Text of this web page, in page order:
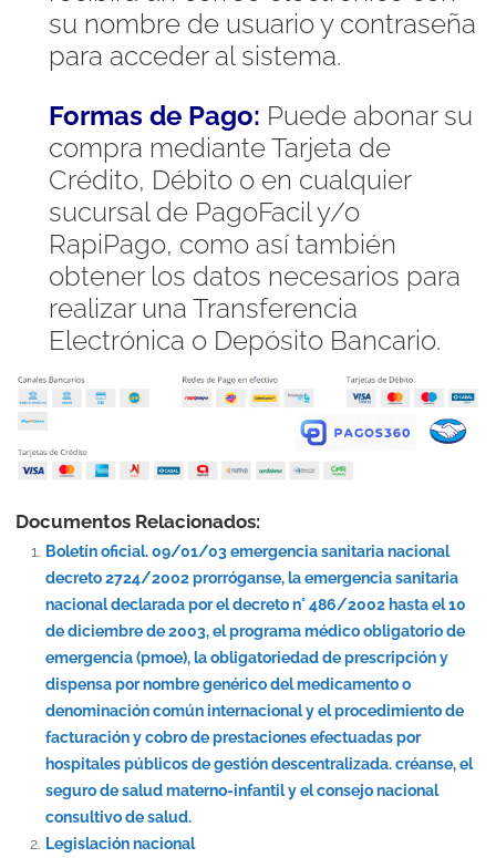
su nombre de usuario y contraseña
para acceder al sistema.
Formas de Pago: Puede abonar su
compra mediante Tarjeta de
Crédito, Débito o en cualquier
sucursal de PagoFacil y/o
RapiPago, como así también
obtener los datos necesarios para
realizar una Transferencia
Electrónica o Depósito Bancario.
Documentos Relacionados:
Boletín oficial. 09/01/03 emergencia sanitaria nacional
decreto 2724/2002 prorróganse, la emergencia sanitaria
nacional declarada por el decreto n° 486/2002 hasta el 10
de diciembre de 2003, el programa médico obligatorio de
emergencia (pmoe), la obligatoriedad de prescripción y
dispensa por nombre genérico del medicamento o
denominación común internacional y el procedimiento de
facturación y cobro de prestaciones efectuadas por
hospitales públicos de gestión descentralizada. créanse, el
seguro de salud materno-infantil y el consejo nacional
consultivo de salud.
Legislación nacional